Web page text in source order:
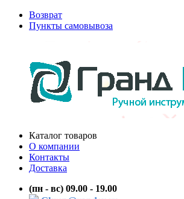
Возврат
Пункты самовывоза
Каталог товаров
О компании
Контакты
Доставка
(пн - вс) 09.00 - 19.00